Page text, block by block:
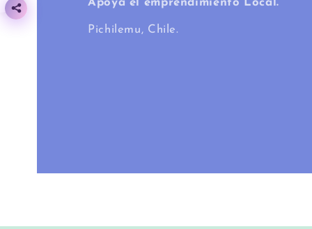
Pichilemu, Chile.